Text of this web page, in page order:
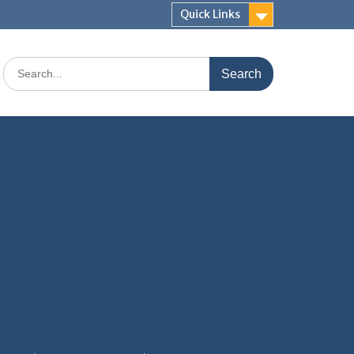
Quick Links
Search
for: